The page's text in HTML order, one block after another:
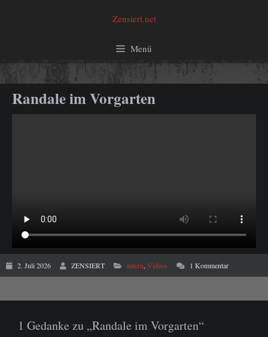
Zensiert.net
Menü
Randale im Vorgarten
2. Juli 2026 ZENSIERT Intern Videos 1 Kommentar
1 Gedanke zu „Randale im Vorgarten“